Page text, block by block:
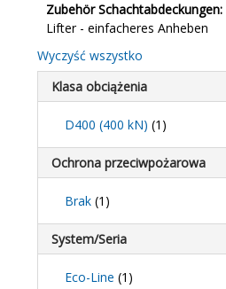
Zubehör Schachtabdeckungen:
Lifter - einfacheres Anheben
Wyczyść wszystko
Klasa obciążenia
D400 (400 kN) (1)
Ochrona przeciwpożarowa
Brak (1)
System/Seria
Eco-Line (1)